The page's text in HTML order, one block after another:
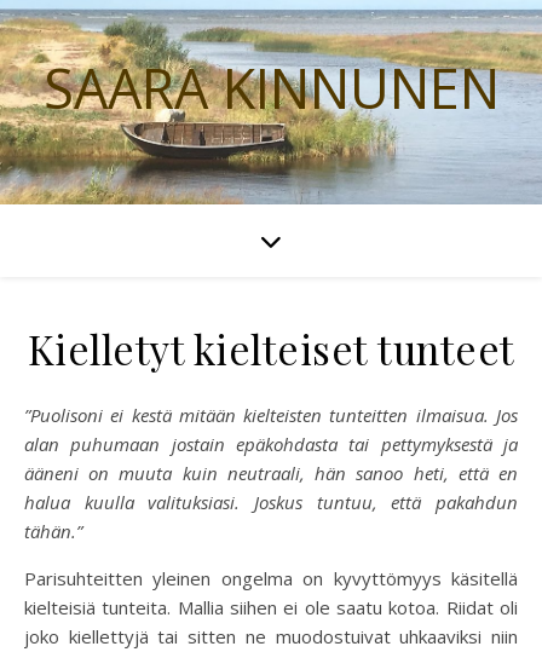
SAARA KINNUNEN
Kielletyt kielteiset tunteet
”Puolisoni ei kestä mitään kielteisten tunteitten ilmaisua. Jos
alan puhumaan jostain epäkohdasta tai pettymyksestä ja
ääneni on muuta kuin neutraali, hän sanoo heti, että en
halua kuulla valituksiasi. Joskus tuntuu, että pakahdun
tähän.”
Parisuhteitten yleinen ongelma on kyvyttömyys käsitellä
kielteisiä tunteita. Mallia siihen ei ole saatu kotoa. Riidat oli
joko kiellettyjä tai sitten ne muodostuivat uhkaaviksi niin